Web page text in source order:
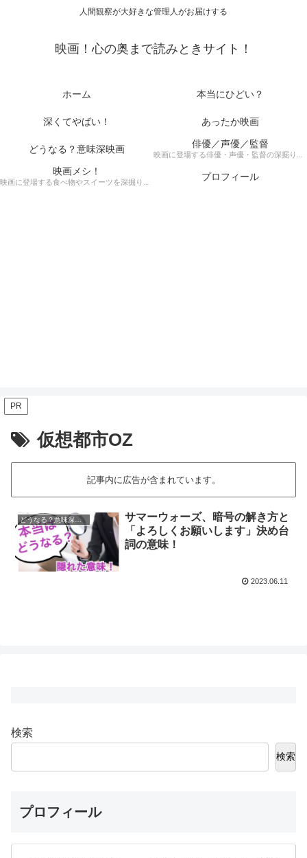
人間観察が大好きな管理人がお届けする
映画！心の奥まで読みときサイト！
ホーム 本当にひどい？
深くてやばい！ あったか映画
どうなる？意味深映画 俳優／声優／監督
映画に登場する俳優・声優・監督の深掘りまとめ記事！
映画メシ！
映画に登場する食べ物やスイーツを深掘り考察！ プロフィール
PR
仮想都市OZ
記事内に広告が含まれています。
どうなる？意味深映画
サマーウォーズ、暗号の解き方と
「よろしくお願いします」決め台
詞の意味！
2023.06.11
検索
検索
プロフィール